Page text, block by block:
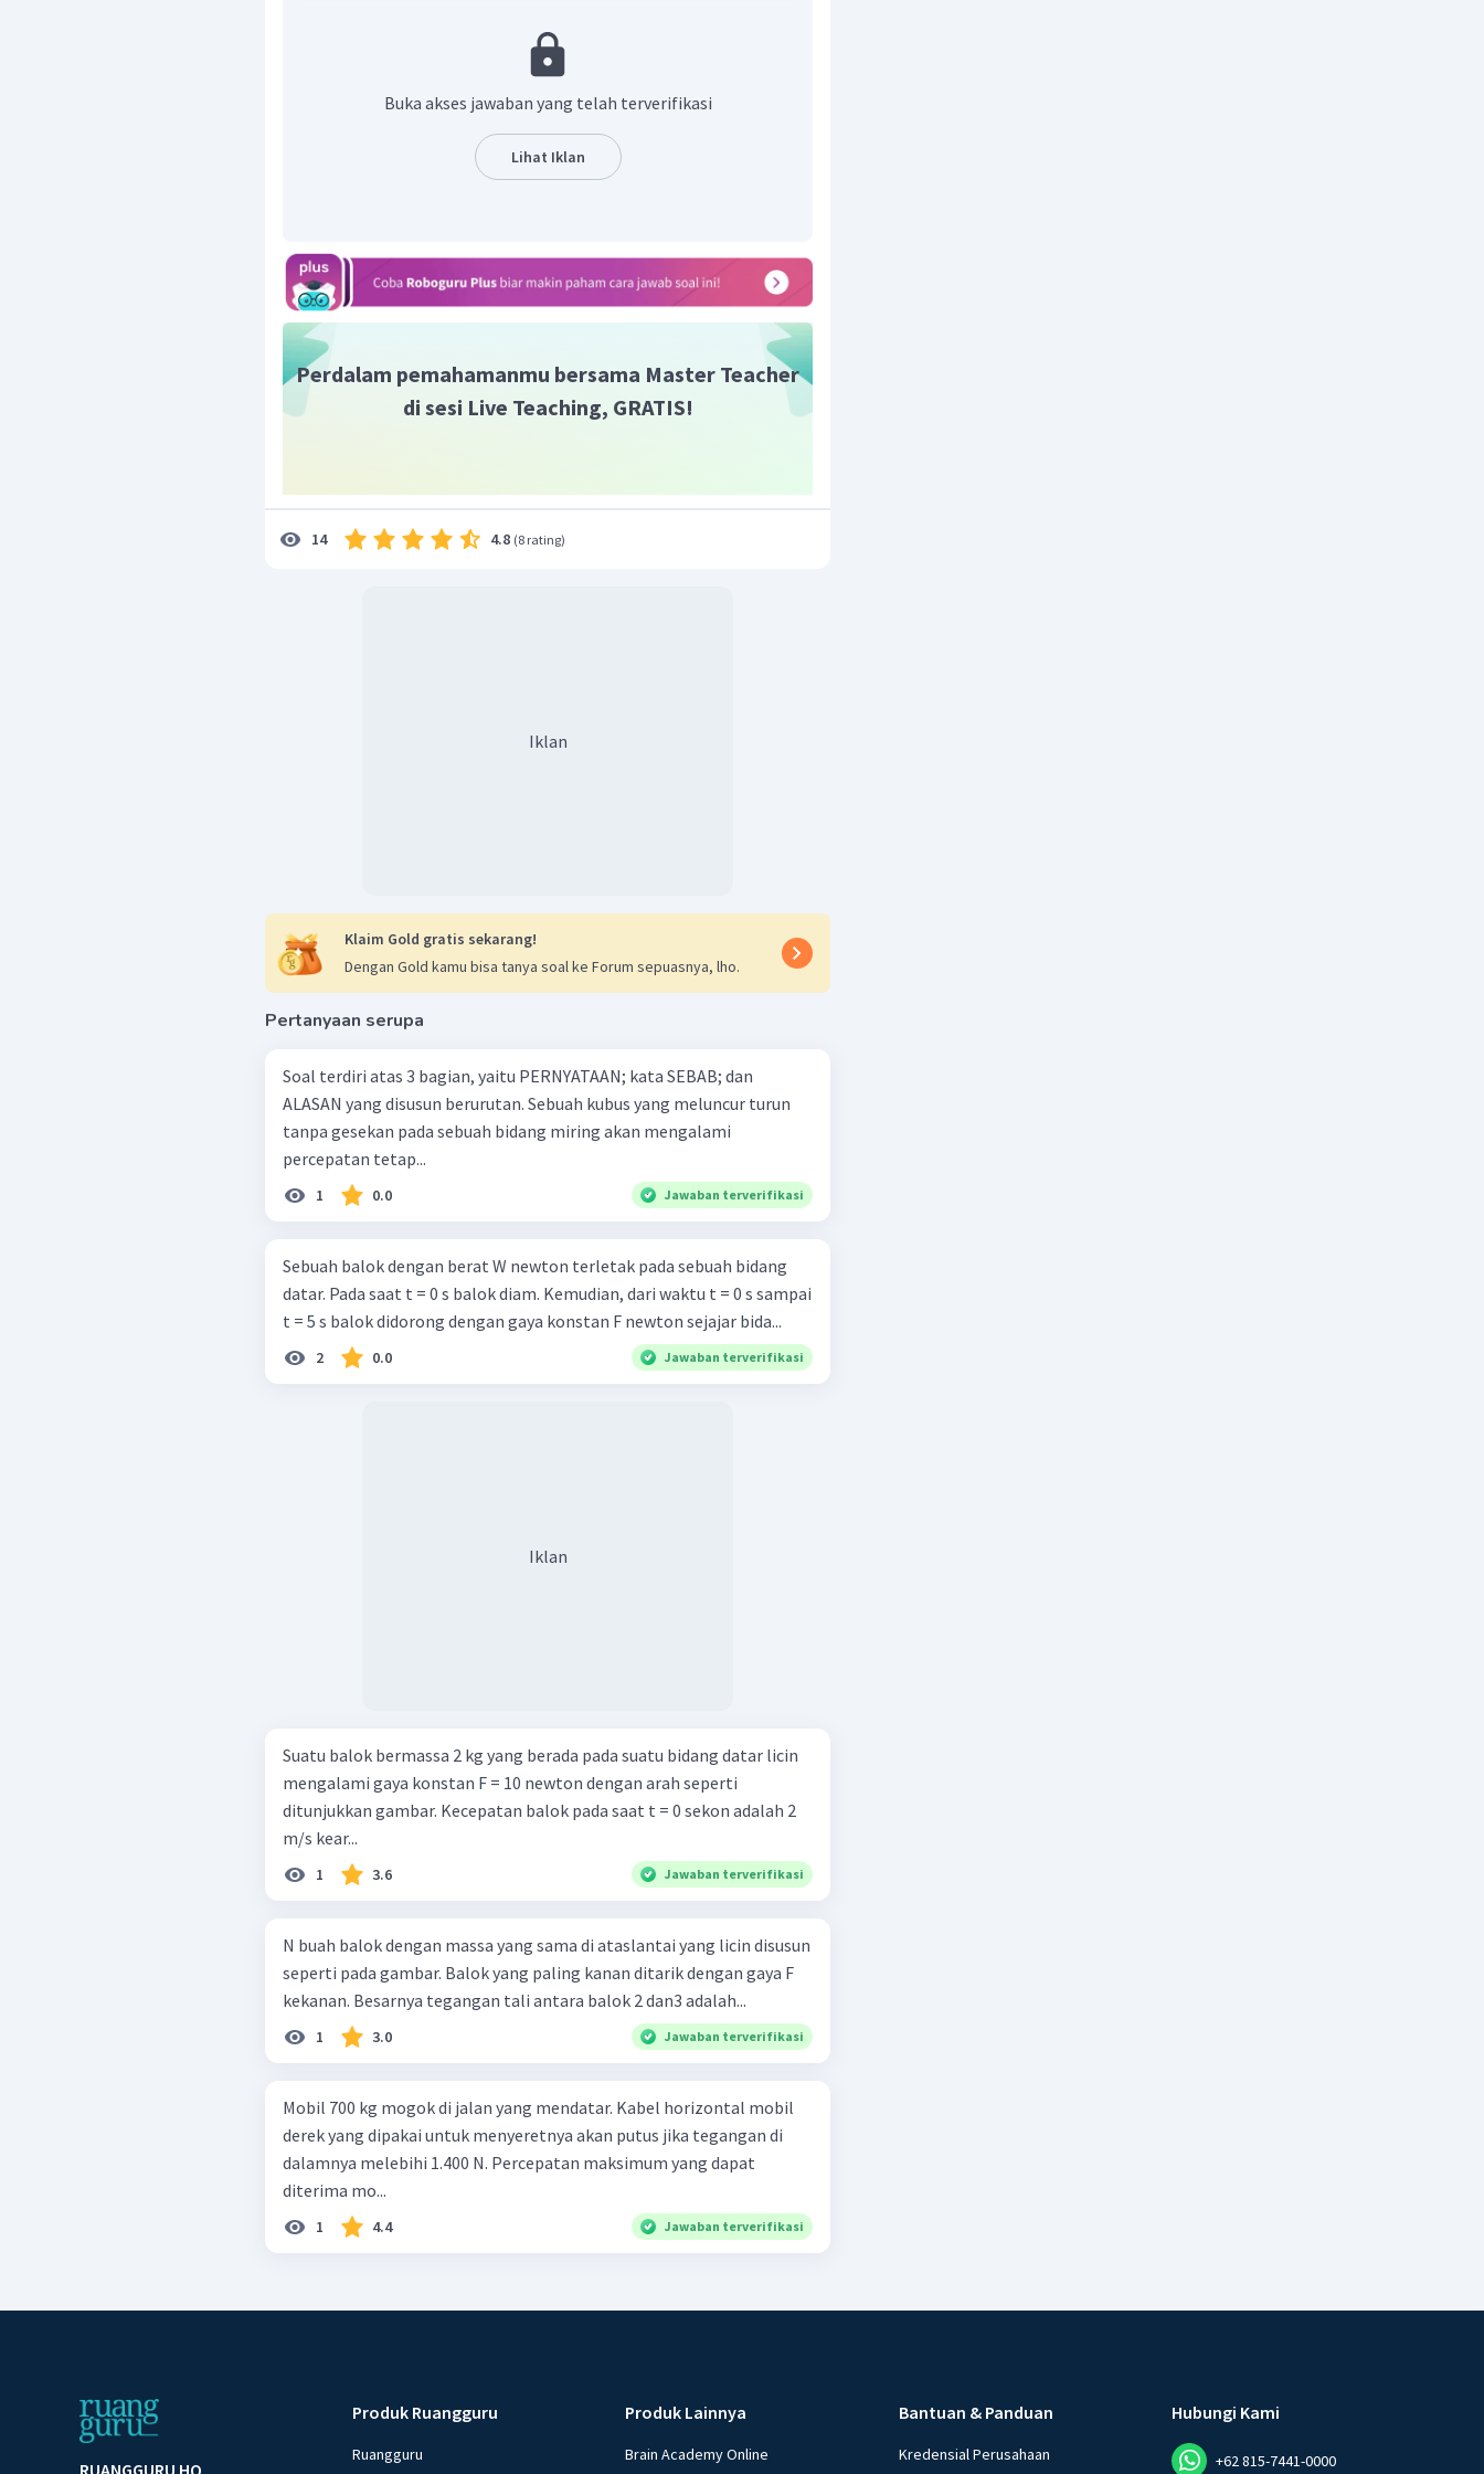
substitusi persamaan ke-2 ke persamaan ke-1
Jadi, jawaban yang tepat adalah C.
Buka akses jawaban yang telah terverifikasi
Lihat Iklan
Perdalam pemahamanmu bersama Master Teacher
di sesi Live Teaching, GRATIS!
14 4.8 (8 rating)
Iklan
Klaim Gold gratis sekarang!
Dengan Gold kamu bisa tanya soal ke Forum sepuasnya, lho.
Pertanyaan serupa
Soal terdiri atas 3 bagian, yaitu PERNYATAAN; kata SEBAB; dan
ALASAN yang disusun berurutan. Sebuah kubus yang meluncur turun
tanpa gesekan pada sebuah bidang miring akan mengalami
percepatan tetap...
1 0.0 Jawaban terverifikasi
Sebuah balok dengan berat W newton terletak pada sebuah bidang
datar. Pada saat t = 0 s balok diam. Kemudian, dari waktu t = 0 s sampai
t = 5 s balok didorong dengan gaya konstan F newton sejajar bida...
2 0.0 Jawaban terverifikasi
Iklan
Suatu balok bermassa 2 kg yang berada pada suatu bidang datar licin
mengalami gaya konstan F = 10 newton dengan arah seperti
ditunjukkan gambar. Kecepatan balok pada saat t = 0 sekon adalah 2
m/s kear...
1 3.6 Jawaban terverifikasi
N buah balok dengan massa yang sama di ataslantai yang licin disusun
seperti pada gambar. Balok yang paling kanan ditarik dengan gaya F
kekanan. Besarnya tegangan tali antara balok 2 dan3 adalah...
1 3.0 Jawaban terverifikasi
Mobil 700 kg mogok di jalan yang mendatar. Kabel horizontal mobil
derek yang dipakai untuk menyeretnya akan putus jika tegangan di
dalamnya melebihi 1.400 N. Percepatan maksimum yang dapat
diterima mo...
1 4.4 Jawaban terverifikasi
Produk Ruangguru
Ruangguru
Produk Lainnya
Brain Academy Online
Bantuan & Panduan
Kredensial Perusahaan
Hubungi Kami
+62 815-7441-0000